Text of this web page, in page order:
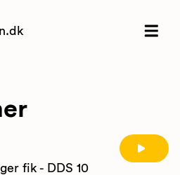
fik - DDS 10